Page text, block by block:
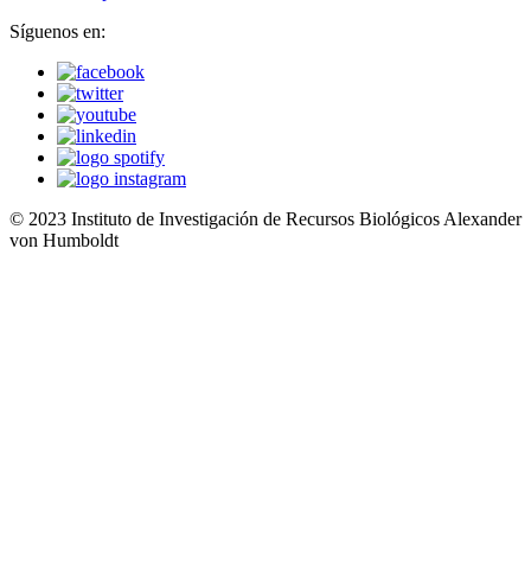
Síguenos en:
© 2023 Instituto de Investigación de Recursos Biológicos Alexander
von Humboldt